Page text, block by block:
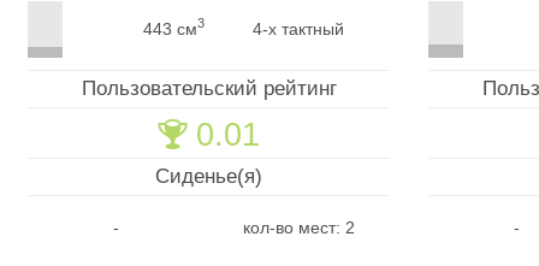
443 см3 4-х тактный
Пользовательский рейтинг
🏆 0.01
Сиденье(я)
- кол-во мест: 2 -